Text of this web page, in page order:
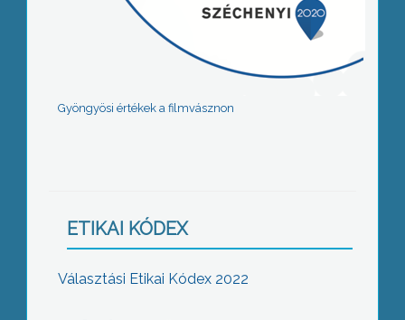
Gyöngyösi értékek a filmvásznon
ETIKAI KÓDEX
Választási Etikai Kódex 2022